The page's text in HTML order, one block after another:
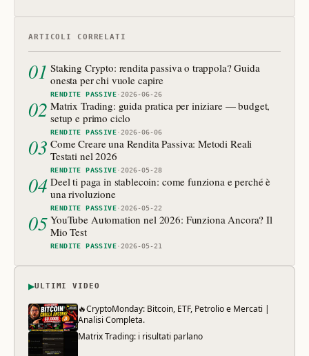
ARTICOLI CORRELATI
01 Staking Crypto: rendita passiva o trappola? Guida
onesta per chi vuole capire
RENDITE PASSIVE·2026-06-26
02 Matrix Trading: guida pratica per iniziare — budget,
setup e primo ciclo
RENDITE PASSIVE·2026-06-06
03 Come Creare una Rendita Passiva: Metodi Reali
Testati nel 2026
RENDITE PASSIVE·2026-05-28
04 Deel ti paga in stablecoin: come funziona e perché è
una rivoluzione
RENDITE PASSIVE·2026-05-22
05 YouTube Automation nel 2026: Funziona Ancora? Il
Mio Test
RENDITE PASSIVE·2026-05-21
▶ULTIMI VIDEO
🔥CryptoMonday: Bitcoin, ETF, Petrolio e Mercati |
Analisi Completa.
Matrix Trading: i risultati parlano